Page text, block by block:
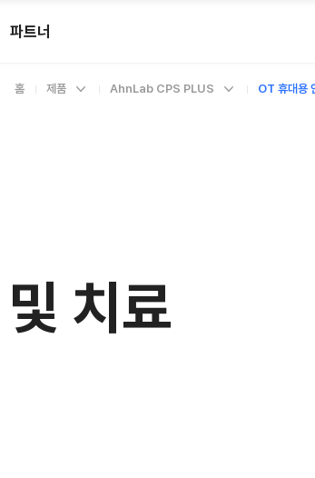
파트너
홈 제품 AhnLab CPS PLUS OT 휴대용
치료